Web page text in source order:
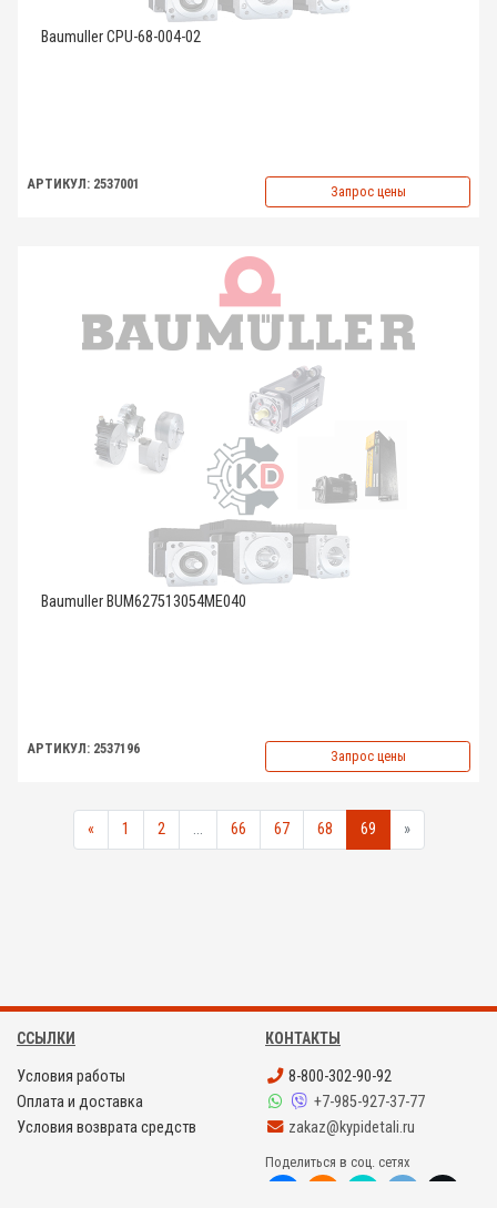
Baumuller CPU-68-004-02
АРТИКУЛ: 2537001 Запрос цены
Baumuller BUM627513054ME040
АРТИКУЛ: 2537196 Запрос цены
« 1 2 ... 66 67 68 69 »
ССЫЛКИ
Условия работы
Оплата и доставка
Условия возврата средств
КОНТАКТЫ
8-800-302-90-92
+7-985-927-37-77
zakaz@kypidetali.ru
Поделиться в соц. сетях